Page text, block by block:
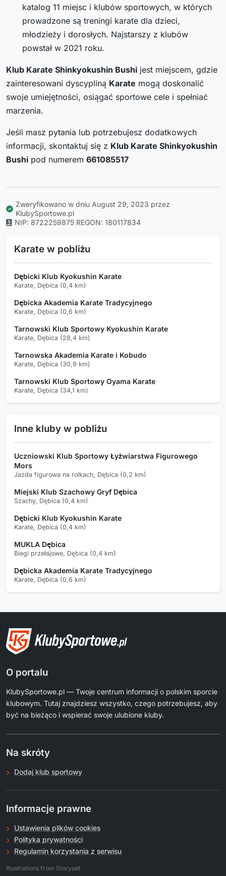
katalog 11 miejsc i klubów sportowych, w których
prowadzone są treningi karate dla dzieci,
młodzieży i dorosłych. Najstarszy z klubów
powstał w 2021 roku.
Klub Karate Shinkyokushin Bushi jest miejscem, gdzie
zainteresowani dyscypliną Karate mogą doskonalić
swoje umiejętności, osiągać sportowe cele i spełniać
marzenia.
Jeśli masz pytania lub potrzebujesz dodatkowych
informacji, skontaktuj się z Klub Karate Shinkyokushin
Bushi pod numerem 661085517
Zweryfikowano w dniu August 29, 2023 przez
KlubySportowe.pl
NIP: 8722259875 REGON: 180117834
Karate w pobliżu
Dębicki Klub Kyokushin Karate
Karate, Dębica (0,4 km)
Dębicka Akademia Karate Tradycyjnego
Karate, Dębica (0,6 km)
Tarnowski Klub Sportowy Kyokushin Karate
Karate, Dębica (28,4 km)
Tarnowska Akademia Karate i Kobudo
Karate, Dębica (30,9 km)
Tarnowski Klub Sportowy Oyama Karate
Karate, Dębica (34,1 km)
Inne kluby w pobliżu
Uczniowski Klub Sportowy Łyżwiarstwa Figurowego
Mors
Jazda figurowa na rolkach, Dębica (0,2 km)
Miejski Klub Szachowy Gryf Dębica
Szachy, Dębica (0,4 km)
Dębicki Klub Kyokushin Karate
Karate, Dębica (0,4 km)
MUKLA Dębica
Biegi przełajowe, Dębica (0,4 km)
Dębicka Akademia Karate Tradycyjnego
Karate, Dębica (0,6 km)
O portalu
KlubySportowe.pl — Twoje centrum informacji o polskim sporcie
klubowym. Tutaj znajdziesz wszystko, czego potrzebujesz, aby
być na bieżąco i wspierać swoje ulubione kluby.
Na skróty
Dodaj klub sportowy
Informacje prawne
Ustawienia plików cookies
Polityka prywatności
Regulamin korzystania z serwisu
Illustrations from Storyset